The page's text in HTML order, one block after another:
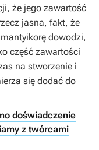
że jego zawartość
jasna, fakt, że
dowodzi,
część zawartości
na stworzenie i
się dodać do
doświadczenie
z twórcami